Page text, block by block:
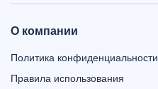
О компании
Политика конфиденциальности
Правила использования